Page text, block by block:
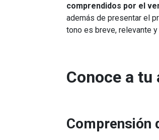
comprendidos por el
además de presentar el
tono es breve, relevante
Conoce a
Comprensión